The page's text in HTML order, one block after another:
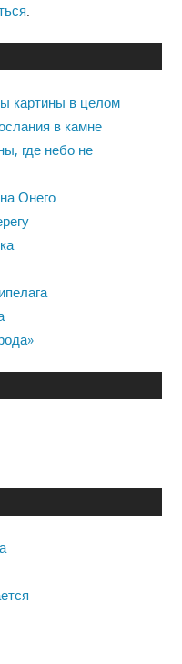
картины в целом
в камне
где небо не
Онего…